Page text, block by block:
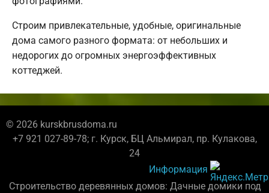
Строим привлекательные, удобные, оригинальные
дома самого разного формата: от небольших и
недорогих до огромных энергоэффективных
коттеджей.
© 2026 kurskbrusdoma.ru
+7 921 027-89-78; г. Курск, БЦ Альмирал, пр. Кулакова,
24
Информация
Строительство деревянных домов: Дачные домики под